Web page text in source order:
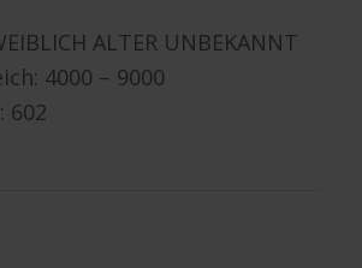
ALTER UNBEKANNT
4000 – 9000
602